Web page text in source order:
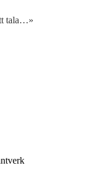
tala…»